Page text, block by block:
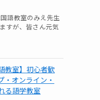
語教室のみえ先生
すが、皆さん元気
教室】初心者歓
・オンライン・
る語学教室